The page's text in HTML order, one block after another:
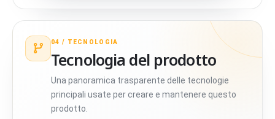
04 / TECNOLOGIA
Tecnologia del prodotto
Una panoramica trasparente delle tecnologie
principali usate per creare e mantenere questo
prodotto.